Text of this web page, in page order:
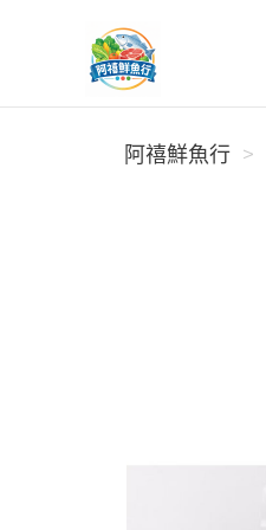
阿禧鮮魚行
阿禧鮮魚行